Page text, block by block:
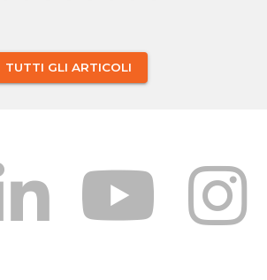
TUTTI GLI ARTICOLI